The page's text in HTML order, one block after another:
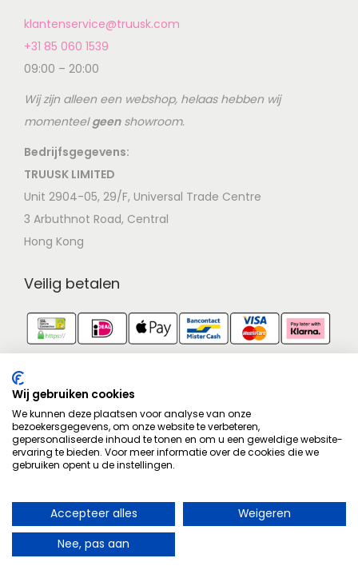
klantenservice@truusk.com
+31 85 060 1539
09:00 – 20:00
Wij zijn alleen een webshop, helaas hebben wij
momenteelgeenshowroom.
Bedrijfsgegevens:
TRUUSK LIMITED
Unit 2904-05, 29/F, Universal Trade Centre
3 Arbuthnot Road, Central
Hong Kong
Veilig betalen
Volg ons opFacebook!
Herroeping van contract
Contactgegevens zijn geverifieerd.
Goedgekeurd op wetgeving
Juridisch gecontroleerd.
Geschilbemiddeling
Aangesloten bij een geschillencommissie.
U heeft het recht om uw aankoop binnen 14 dagen te herroepen.
Bestelling herroepen
Wij gebruiken cookies
We kunnen deze plaatsen voor analyse van onze
bezoekersgegevens, om onze website te verbeteren,
gepersonaliseerde inhoud te tonen en om u een geweldige website-
ervaring te bieden. Voor meer informatie over de cookies die we
gebruiken opent u de instellingen.
Accepteer alles
Weigeren
Nee, pas aan